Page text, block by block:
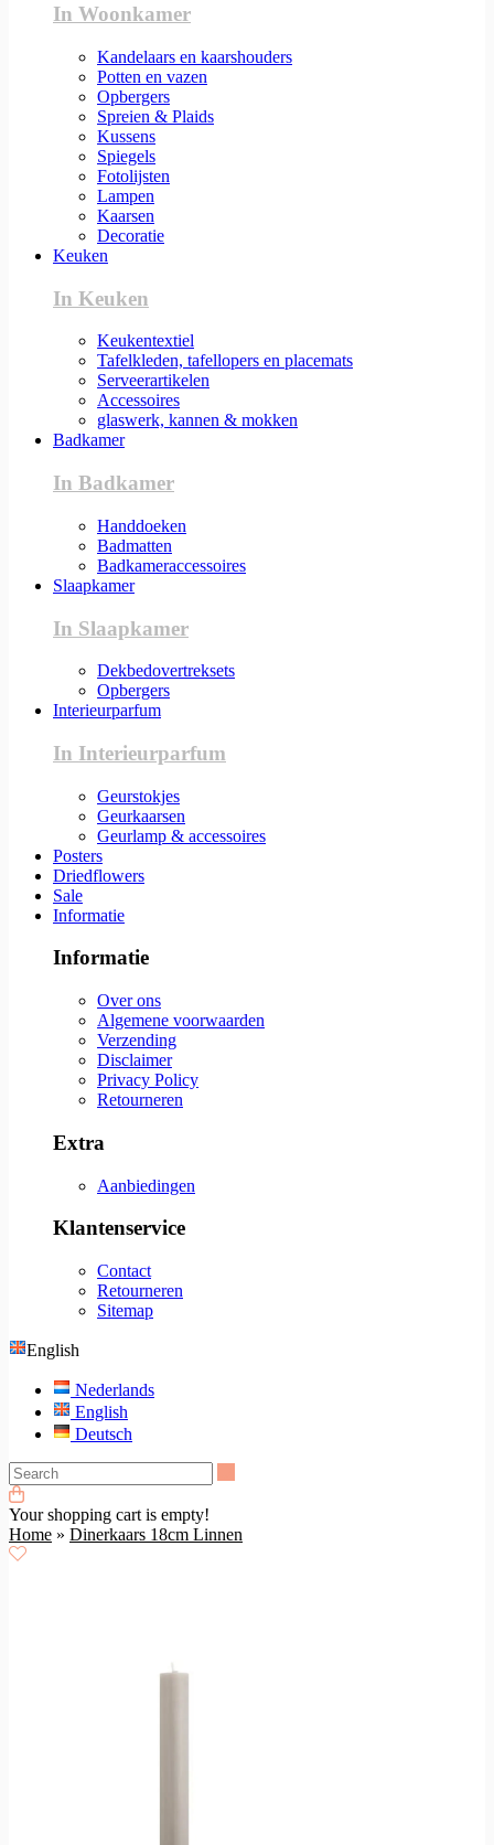
In Woonkamer
Kandelaars en kaarshouders
Potten en vazen
Opbergers
Spreien & Plaids
Kussens
Spiegels
Fotolijsten
Lampen
Kaarsen
Decoratie
Keuken
In Keuken
Keukentextiel
Tafelkleden, tafellopers en placemats
Serveerartikelen
Accessoires
glaswerk, kannen & mokken
Badkamer
In Badkamer
Handdoeken
Badmatten
Badkameraccessoires
Slaapkamer
In Slaapkamer
Dekbedovertreksets
Opbergers
Interieurparfum
In Interieurparfum
Geurstokjes
Geurkaarsen
Geurlamp & accessoires
Posters
Driedflowers
Sale
Informatie
Informatie
Over ons
Algemene voorwaarden
Verzending
Disclaimer
Privacy Policy
Retourneren
Extra
Aanbiedingen
Klantenservice
Contact
Retourneren
Sitemap
English
Nederlands
English
Deutsch
Your shopping cart is empty!
Home » Dinerkaars 18cm Linnen